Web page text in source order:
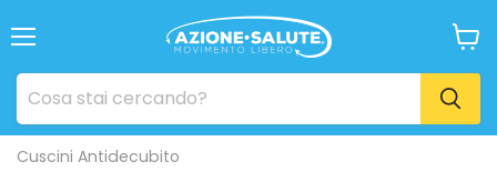
il
Cuscini Antidecubito